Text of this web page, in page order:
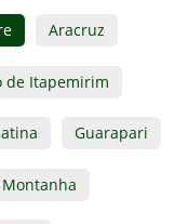
Aracruz
de Itapemirim
Guarapari
Montanha